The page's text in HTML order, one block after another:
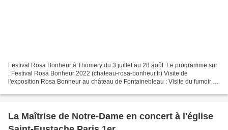
Festival Rosa Bonheur à Thomery du 3 juillet au 28 août. Le programme sur
: Festival Rosa Bonheur 2022 (chateau-rosa-bonheur.fr) Visite de
l'exposition Rosa Bonheur au château de Fontainebleau : Visite du fumoir de
La Maîtrise de Notre-Dame en concert à l'église